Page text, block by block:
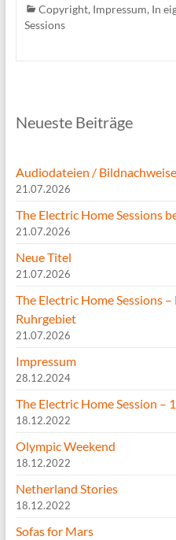
Copyright, Impressum, In
Sessions
Neueste Beiträge
Audiodateien /
21.07.2026
The Electric Home Sessions
21.07.2026
Neue Titel
21.07.2026
The Electric Home Sessions
Ruhrgebiet
21.07.2026
Impressum
28.12.2024
The Electric Home Session –
18.12.2022
Olympic Weekend
18.12.2022
Netherland Stories
18.12.2022
Sofas for Mars